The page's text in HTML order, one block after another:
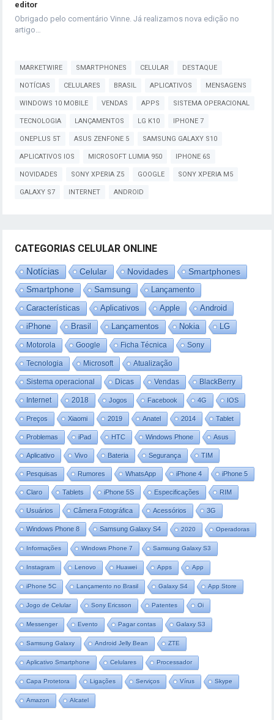
editor
Obrigado pelo comentário Vinne. Já realizamos nova edição no
artigo…
MARKETWIRE SMARTPHONES CELULAR DESTAQUE
NOTÍCIAS CELULARES BRASIL APLICATIVOS MENSAGENS
WINDOWS 10 MOBILE VENDAS APPS SISTEMA OPERACIONAL
TECNOLOGIA LANÇAMENTOS LG K10 IPHONE 7
ONEPLUS 5T ASUS ZENFONE 5 SAMSUNG GALAXY S10
APLICATIVOS IOS MICROSOFT LUMIA 950 IPHONE 6S
NOVIDADES SONY XPERIA Z5 GOOGLE SONY XPERIA M5
GALAXY S7 INTERNET ANDROID
CATEGORIAS CELULAR ONLINE
Notícias Celular Novidades Smartphones
Smartphone Samsung
Lançamento
Características
Aplicativos Apple Android
iPhone Brasil Lançamentos Nokia LG
Motorola Google Ficha Técnica Sony
Tecnologia Microsoft Atualização
Sistema operacional Dicas Vendas BlackBerry
Internet 2018 Jogos Facebook 4G IOS
Preços Xiaomi 2019 Anatel 2014 Tablet
Problemas iPad HTC Windows Phone Asus
Aplicativo Vivo Bateria Segurança TIM
Pesquisas Rumores WhatsApp iPhone 4 iPhone 5
Claro Tablets iPhone 5S Especificações RIM
Usuários Câmera Fotográfica Acessórios 3G
Windows Phone 8 Samsung Galaxy S4 2020 Operadoras
Informações Windows Phone 7 Samsung Galaxy S3
Instagram Lenovo Huawei Apps App
iPhone 5C Lançamento no Brasil Galaxy S4 App Store
Jogo de Celular Sony Ericsson Patentes Oi
Messenger Evento Pagar contas Galaxy S3
Samsung Galaxy Android Jelly Bean ZTE
Aplicativo Smartphone Celulares Processador
Capa Protetora Ligações Serviços Vírus Skype
Amazon Alcatel